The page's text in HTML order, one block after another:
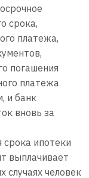
срока,
платежа,
погашения
платежа
и банк
вновь за
срока ипотеки
выплачивает
случаях человек